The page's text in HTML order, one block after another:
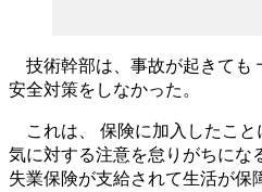
技術幹部は、事故が起きても
安全対策をしなかった。
これは、 保険に加入したこ
気に対する注意を怠りがちにな
失業保険が支給されて生活が保